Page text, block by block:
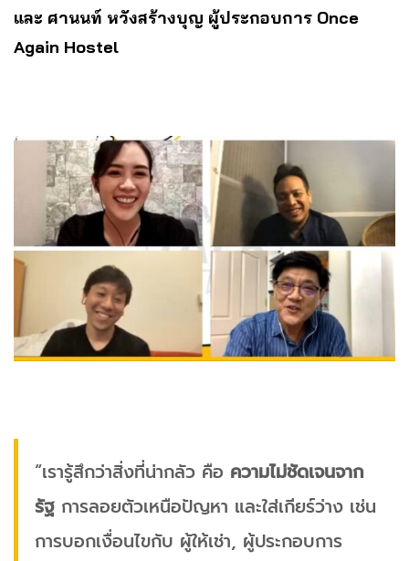
และ ศานนท์ หวังสร้างบุญ ผู้ประกอบการ Once
Again Hostel
“เรารู้สึกว่าสิ่งที่น่ากลัว คือ ความไม่ชัดเจนจาก
รัฐ การลอยตัวเหนือปัญหา และใส่เกียร์ว่าง เช่น
การบอกเงื่อนไขกับ ผู้ให้เช่า, ผู้ประกอบการ